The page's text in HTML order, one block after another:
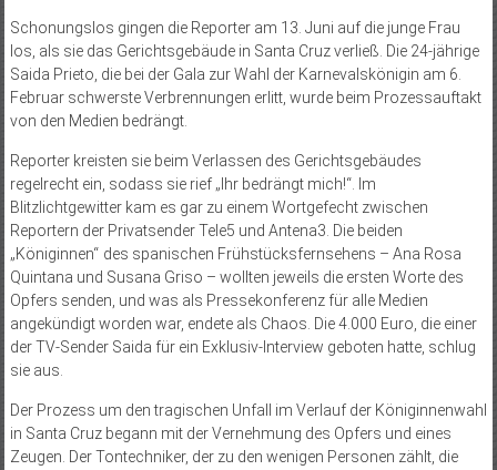
Schonungslos gingen die Reporter am 13. Juni auf die junge Frau
los, als sie das Gerichtsgebäude in Santa Cruz verließ. Die 24-jährige
Saida Prieto, die bei der Gala zur Wahl der Karnevalskönigin am 6.
Februar schwerste Verbrennungen erlitt, wurde beim Prozessauftakt
von den Medien bedrängt.
Reporter kreisten sie beim Verlassen des Gerichtsgebäudes
regelrecht ein, sodass sie rief „Ihr bedrängt mich!“. Im
Blitzlichtgewitter kam es gar zu einem Wortgefecht zwischen
Reportern der Privatsender Tele5 und Antena3. Die beiden
„Königinnen“ des spanischen Frühstücksfernsehens – Ana Rosa
Quintana und Susana Griso – wollten jeweils die ersten Worte des
Opfers senden, und was als Pressekonferenz für alle Medien
angekündigt worden war, endete als Chaos. Die 4.000 Euro, die einer
der TV-Sender Saida für ein Exklusiv-Interview geboten hatte, schlug
sie aus.
Der Prozess um den tragischen Unfall im Verlauf der Königinnenwahl
in Santa Cruz begann mit der Vernehmung des Opfers und eines
Zeugen. Der Tontechniker, der zu den wenigen Personen zählt, die